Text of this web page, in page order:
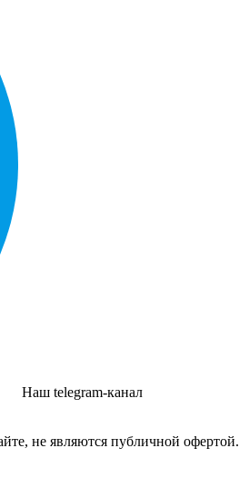
Наш telegram-канал
не являются публичной офертой.